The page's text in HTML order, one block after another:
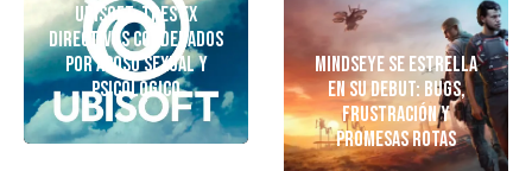
Ubisoft: Tres Ex
Directivos Condenados
Por Acoso Sexual y
Psicológico
MindsEye se estrella
en su debut: bugs,
frustración y
promesas rotas